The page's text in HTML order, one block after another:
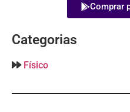
Comprar
Categorias
Físico